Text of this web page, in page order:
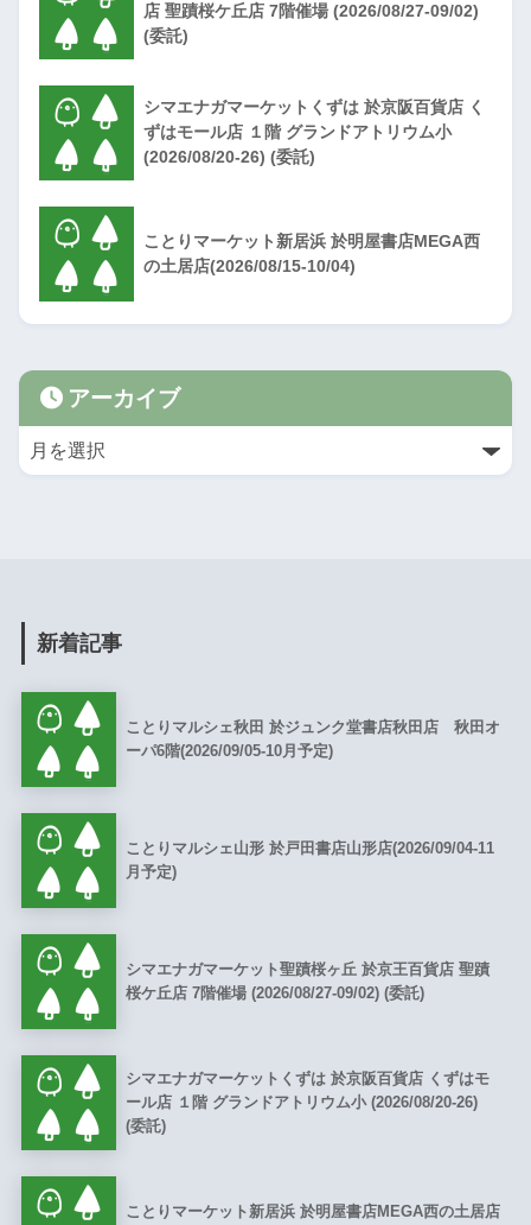
店 聖蹟桜ケ丘店 7階催場 (2026/08/27-09/02)
(委託)
シマエナガマーケットくずは 於京阪百貨店 く
ずはモール店 １階 グランドアトリウム小
(2026/08/20-26) (委託)
ことりマーケット新居浜 於明屋書店MEGA西
の土居店(2026/08/15-10/04)
アーカイブ
新着記事
ことりマルシェ秋田 於ジュンク堂書店秋田店 秋田オ
ーパ6階(2026/09/05-10月予定)
ことりマルシェ山形 於戸田書店山形店(2026/09/04-11
月予定)
シマエナガマーケット聖蹟桜ヶ丘 於京王百貨店 聖蹟
桜ケ丘店 7階催場 (2026/08/27-09/02) (委託)
シマエナガマーケットくずは 於京阪百貨店 くずはモ
ール店 １階 グランドアトリウム小 (2026/08/20-26)
(委託)
ことりマーケット新居浜 於明屋書店MEGA西の土居店